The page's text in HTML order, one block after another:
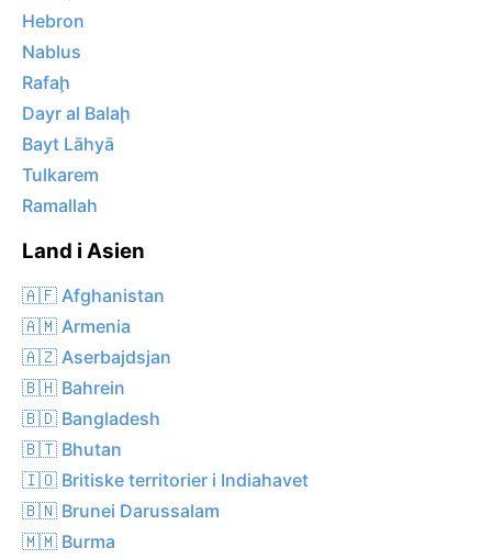
Hebron
Nablus
Rafaḩ
Dayr al Balaḩ
Bayt Lāhyā
Tulkarem
Ramallah
Land i Asien
🇦🇫 Afghanistan
🇦🇲 Armenia
🇦🇿 Aserbajdsjan
🇧🇭 Bahrein
🇧🇩 Bangladesh
🇧🇹 Bhutan
🇮🇴 Britiske territorier i Indiahavet
🇧🇳 Brunei Darussalam
🇲🇲 Burma